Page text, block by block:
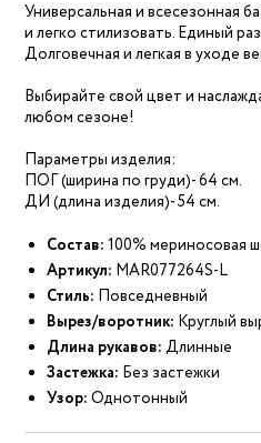
Универсальная и всесезонная
и легко стилизовать. Единый
Долговечная и легкая в уходе
Выбирайте свой цвет и
любом сезоне!
Параметры изделия:
ПОГ (ширина по груди)- 64 см.
ДИ (длина изделия)- 54 см.
Состав: 100% мериносовая
Артикул: MAR077264S-L
Стиль: Повседневный
Вырез/воротник: Круглый
Длина рукавов: Длинные
Застежка: Без застежки
Узор: Однотонный